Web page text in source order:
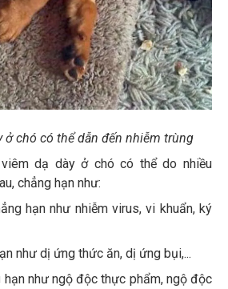
ở chó có thể dẫn đến nhiễm trùng
viêm dạ dày ở chó có thể do nhiều
chẳng hạn như:
hạn như nhiễm virus, vi khuẩn, ký
như dị ứng thức ăn, dị ứng bụi,...
hạn như ngộ độc thực phẩm, ngộ độc